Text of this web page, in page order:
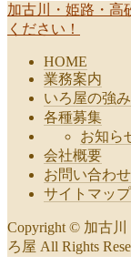
加古川・姫路・高
ください！
HOME
業務案内
いろ屋の強み
各種募集
お知ら
会社概要
お問い合わせ
サイトマップ
Copyright © 加古
ろ屋 All Rights